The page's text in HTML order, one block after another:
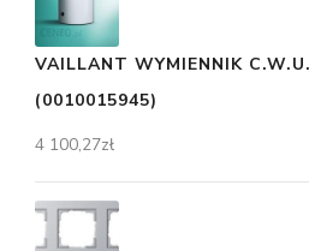
VAILLANT WYMIENNIK
(0010015945)
4 100,27zł